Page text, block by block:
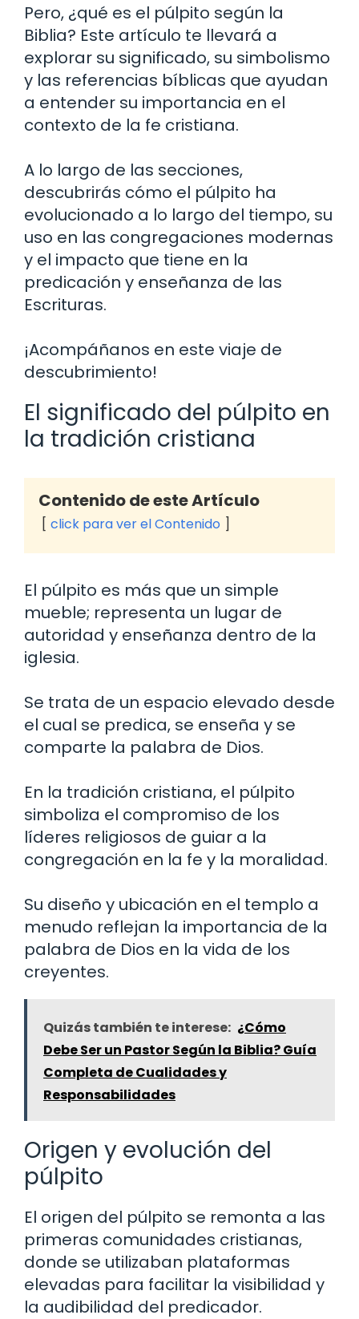
Pero, ¿qué es el púlpito según la
Biblia? Este artículo te llevará a
explorar su significado, su simbolismo
y las referencias bíblicas que ayudan
a entender su importancia en el
contexto de la fe cristiana.
A lo largo de las secciones,
descubrirás cómo el púlpito ha
evolucionado a lo largo del tiempo, su
uso en las congregaciones modernas
y el impacto que tiene en la
predicación y enseñanza de las
Escrituras.
¡Acompáñanos en este viaje de
descubrimiento!
El significado del púlpito en
la tradición cristiana
Contenido de este Artículo
click para ver el Contenido
El púlpito es más que un simple
mueble; representa un lugar de
autoridad y enseñanza dentro de la
iglesia.
Se trata de un espacio elevado desde
el cual se predica, se enseña y se
comparte la palabra de Dios.
En la tradición cristiana, el púlpito
simboliza el compromiso de los
líderes religiosos de guiar a la
congregación en la fe y la moralidad.
Su diseño y ubicación en el templo a
menudo reflejan la importancia de la
palabra de Dios en la vida de los
creyentes.
Quizás también te interese: ¿Cómo
Debe Ser un Pastor Según la Biblia? Guía
Completa de Cualidades y
Responsabilidades
Origen y evolución del
púlpito
El origen del púlpito se remonta a las
primeras comunidades cristianas,
donde se utilizaban plataformas
elevadas para facilitar la visibilidad y
la audibilidad del predicador.